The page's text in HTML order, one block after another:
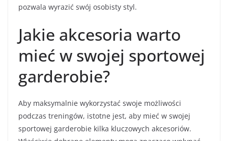
pozwala wyrazić swój osobisty styl.
Jakie akcesoria warto
mieć w swojej sportowej
garderobie?
Aby maksymalnie wykorzystać swoje możliwości
podczas treningów, istotne jest, aby mieć w swojej
sportowej garderobie kilka kluczowych akcesoriów.